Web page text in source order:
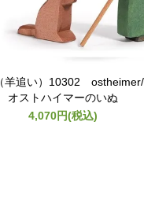
羊追い）10302 ostheimer/
オストハイマーのいぬ
4,070円(税込)